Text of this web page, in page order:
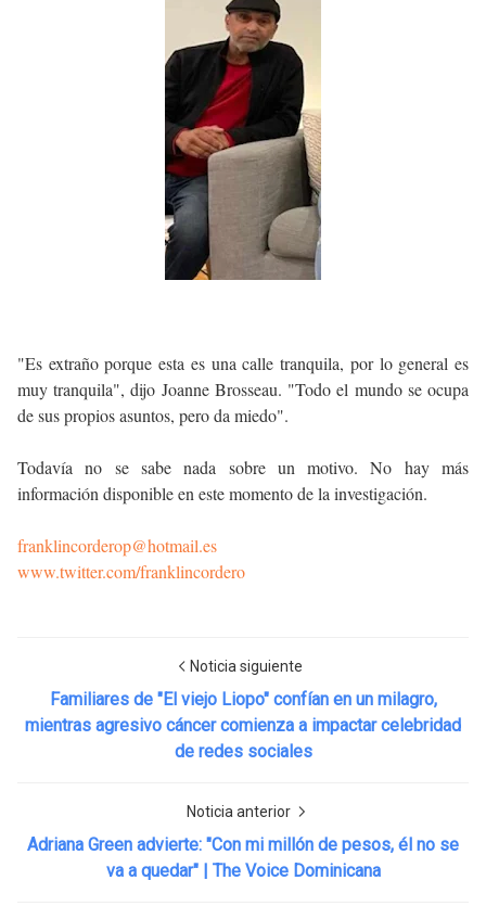
"Es extraño porque esta es una calle tranquila, por lo general es
muy tranquila", dijo Joanne Brosseau. "Todo el mundo se ocupa
de sus propios asuntos, pero da miedo".
Todavía no se sabe nada sobre un motivo. No hay más
información disponible en este momento de la investigación.
franklincorderop@hotmail.es
www.twitter.com/franklincordero
Noticia siguiente
Familiares de "El viejo Liopo" confían en un milagro,
mientras agresivo cáncer comienza a impactar celebridad
de redes sociales
Noticia anterior
Adriana Green advierte: "Con mi millón de pesos, él no se
va a quedar" | The Voice Dominicana